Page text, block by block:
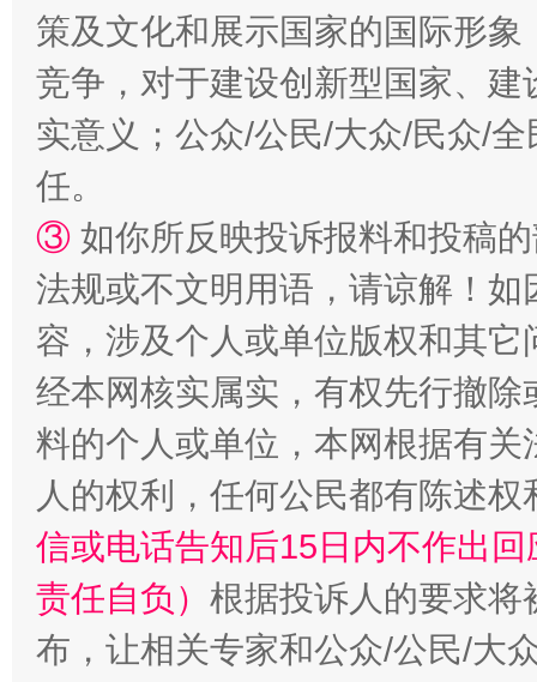
扯下公款旅游的“隐身衣” 如何以
“蜀中异人”王建安的艺术幻境
策及文化和展示国家的国际形
竞争，对于建设创新型国家、
实意义；公众/公民/大众/民众/
任。
③ 如你所反映投诉报料和投稿
法规或不文明用语，请谅解！
容，涉及个人或单位版权和其它
经本网核实属实，有权先行撤
料的个人或单位，本网根据有
人的权利，任何公民都有陈述
信或电话告知后15日内不作出
责任自负） 根据投诉人的要求将
布，让相关专家和公众/公民/大